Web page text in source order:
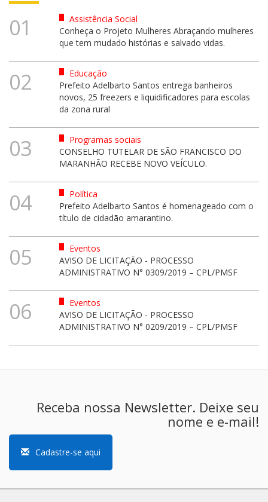
01
Assistência Social
Conheça o Projeto Mulheres Abraçando mulheres
que tem mudado histórias e salvado vidas.
02
Educação
Prefeito Adelbarto Santos entrega banheiros
novos, 25 freezers e liquidificadores para escolas
da zona rural
03
Programas sociais
CONSELHO TUTELAR DE SÃO FRANCISCO DO
MARANHÃO RECEBE NOVO VEÍCULO.
04
Política
Prefeito Adelbarto Santos é homenageado com o
título de cidadão amarantino.
05
Eventos
AVISO DE LICITAÇÃO - PROCESSO
ADMINISTRATIVO N° 0309/2019 – CPL/PMSF
06
Eventos
AVISO DE LICITAÇÃO - PROCESSO
ADMINISTRATIVO N° 0209/2019 – CPL/PMSF
Receba nossa Newsletter. Deixe seu
nome e e-mail!
Cadastre-se aqui